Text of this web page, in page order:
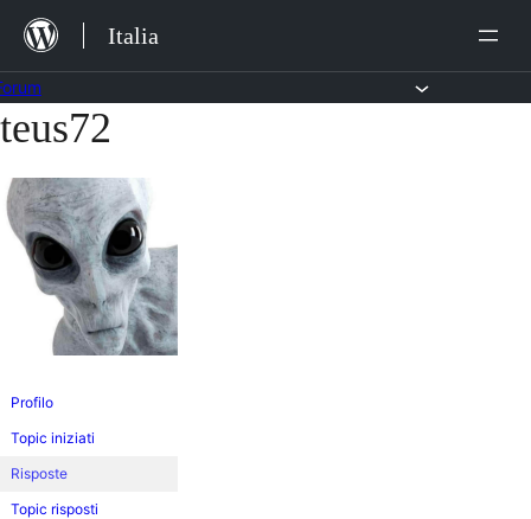
Salta
contenuto
Italia
Vai
contenuto
teus72
Profilo
Topic iniziati
Risposte
Topic risposti